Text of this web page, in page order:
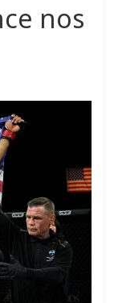
nos